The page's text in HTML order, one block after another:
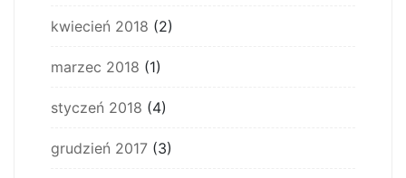
kwiecień 2018 (2)
marzec 2018 (1)
styczeń 2018 (4)
grudzień 2017 (3)